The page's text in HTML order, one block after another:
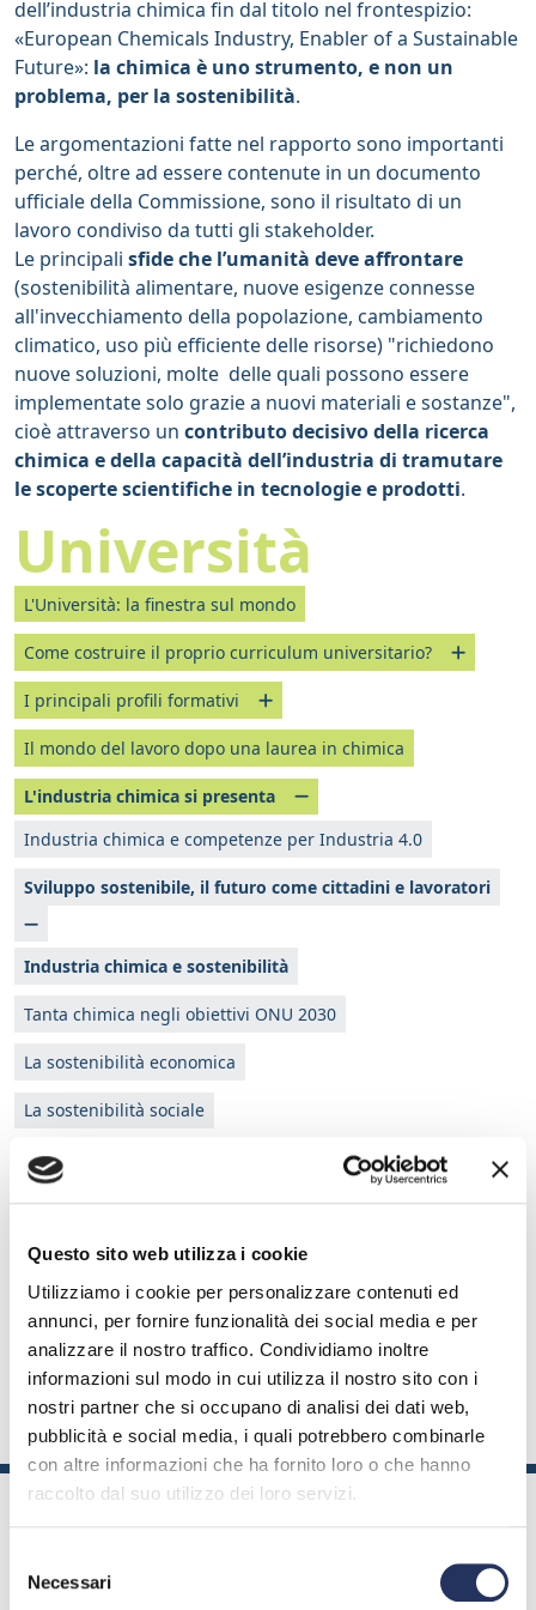
Questo sito web utilizza i cookie
Utilizziamo i cookie per personalizzare contenuti ed
annunci, per fornire funzionalità dei social media e per
analizzare il nostro traffico. Condividiamo inoltre
informazioni sul modo in cui utilizza il nostro sito con i
nostri partner che si occupano di analisi dei dati web,
pubblicità e social media, i quali potrebbero combinarle
con altre informazioni che ha fornito loro o che hanno
raccolto dal suo utilizzo dei loro servizi.
delNecessari
dell’industria chimica fin dal titolo nel frontespizio:
«European Chemicals Industry, Enabler of a Sustainable
Future»: la chimica è uno strumento, e non un
problema, per la sostenibilità.
Le argomentazioni fatte nel rapporto sono importanti
perché, oltre ad essere contenute in un documento
ufficiale della Commissione, sono il risultato di un
lavoro condiviso da tutti gli stakeholder.
Le principali sfide che l’umanità deve affrontare
(sostenibilità alimentare, nuove esigenze connesse
all'invecchiamento della popolazione, cambiamento
climatico, uso più efficiente delle risorse) "richiedono
nuove soluzioni, molte delle quali possono essere
implementate solo grazie a nuovi materiali e sostanze",
cioè attraverso un contributo decisivo della ricerca
chimica e della capacità dell’industria di tramutare
le scoperte scientifiche in tecnologie e prodotti.
Università
L'Università: la finestra sul mondo
Come costruire il proprio curriculum universitario?
I principali profili formativi
Il mondo del lavoro dopo una laurea in chimica
L'industria chimica si presenta
Industria chimica e competenze per Industria 4.0
Sviluppo sostenibile, il futuro come cittadini e lavoratori
Industria chimica e sostenibilità
Tanta chimica negli obiettivi ONU 2030
La sostenibilità economica
La sostenibilità sociale
La sostenibilità ambientale
I principali profili professionali
Come si entra in azienda?
CV e colloqui: consigli per l'uso
I progetti per l'Università
Per saperne di
Mappa del
Legal e
Tutti i diritti sono riservati a Federchimica © 2019. Milano via Giovanni da
Come si entra in azienda?
I progetti per l'Università